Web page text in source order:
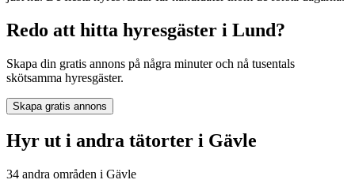
Redo att hitta hyresgäster i Lund?
Skapa din gratis annons på några minuter och nå tusentals
skötsamma hyresgäster.
Skapa gratis annons
Hyr ut i andra tätorter i Gävle
34 andra områden i Gävle